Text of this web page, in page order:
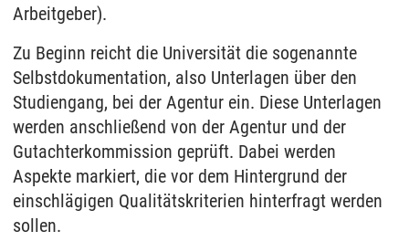
Arbeitgeber).
Zu Beginn reicht die Universität die sogenannte
Selbstdokumentation, also Unterlagen über den
Studiengang, bei der Agentur ein. Diese Unterlagen
werden anschließend von der Agentur und der
Gutachterkommission geprüft. Dabei werden
Aspekte markiert, die vor dem Hintergrund der
einschlägigen Qualitätskriterien hinterfragt werden
sollen.